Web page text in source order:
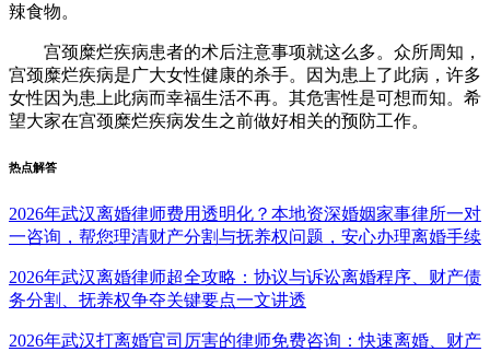
辣食物。
宫颈糜烂疾病患者的术后注意事项就这么多。众所周知，
宫颈糜烂疾病是广大女性健康的杀手。因为患上了此病，许多
女性因为患上此病而幸福生活不再。其危害性是可想而知。希
望大家在宫颈糜烂疾病发生之前做好相关的预防工作。
热点解答
2026年武汉离婚律师费用透明化？本地资深婚姻家事律所一对
一咨询，帮您理清财产分割与抚养权问题，安心办理离婚手续
2026年武汉离婚律师超全攻略：协议与诉讼离婚程序、财产债
务分割、抚养权争夺关键要点一文讲透
2026年武汉打离婚官司厉害的律师免费咨询：快速离婚、财产